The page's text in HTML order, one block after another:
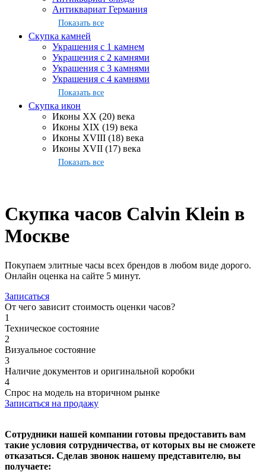
Антиквариат Германия
Показать все
Скупка камней
Украшения с 1 камнем
Украшения с 2 камнями
Украшения с 3 камнями
Украшения с 4 камнями
Показать все
Скупка икон
Иконы XX (20) века
Иконы XIX (19) века
Иконы XVIII (18) века
Иконы XVII (17) века
Показать все
Скупка часов Calvin Klein в
Москве
Покупаем элитные часы всех брендов в любом виде дорого.
Онлайн оценка на сайте 5 минут.
Записаться
От чего зависит стоимость оценки часов?
1
Техническое состояние
2
Визуальное состояние
3
Наличие документов и оригинальной коробки
4
Спрос на модель на вторичном рынке
Записаться на продажу
Сотрудники нашей компании готовы предоставить вам
такие условия сотрудничества, от которых вы не сможете
отказаться. Сделав звонок нашему представителю, вы
получаете: